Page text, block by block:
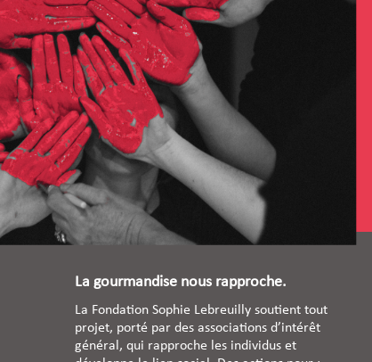
La gourmandise nous rapproche.
La Fondation Sophie Lebreuilly soutient tout
projet, porté par des associations d’intérêt
général, qui rapproche les individus et